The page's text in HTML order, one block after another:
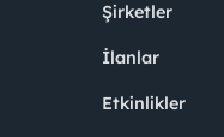
Şirketler
İlanlar
Etkinlikler